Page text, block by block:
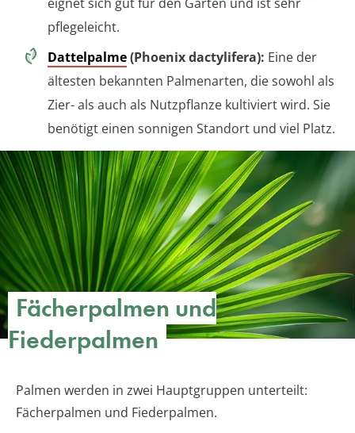
pflegeleicht.
Dattelpalme(Phoenix dactylifera): Eine der
ältesten bekannten Palmenarten, die sowohl als
Zier- als auch als Nutzpflanze kultiviert wird. Sie
benötigt einen sonnigen Standort und viel Platz.
Fächerpalmen und
Fiederpalmen
Palmen werden in zwei Hauptgruppen unterteilt:
Fächerpalmen und Fiederpalmen.